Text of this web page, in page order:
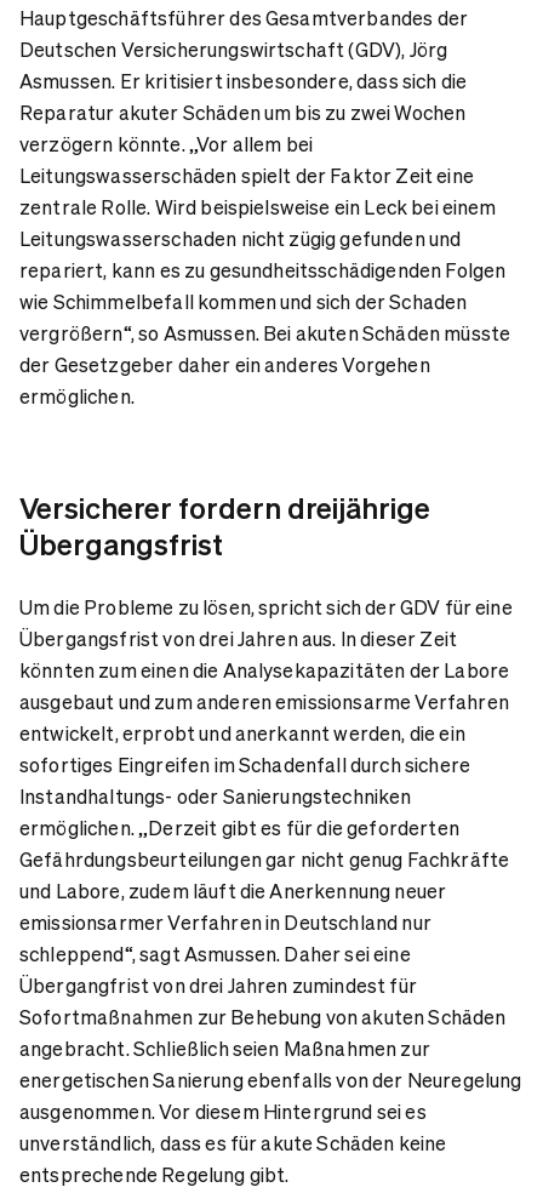
Hauptgeschäftsführer des Gesamtverbandes der
Deutschen Versicherungswirtschaft (GDV), Jörg
Asmussen. Er kritisiert insbesondere, dass sich die
Reparatur akuter Schäden um bis zu zwei Wochen
verzögern könnte. „Vor allem bei
Leitungswasserschäden spielt der Faktor Zeit eine
zentrale Rolle. Wird beispielsweise ein Leck bei einem
Leitungswasserschaden nicht zügig gefunden und
repariert, kann es zu gesundheitsschädigenden Folgen
wie Schimmelbefall kommen und sich der Schaden
vergrößern“, so Asmussen. Bei akuten Schäden müsste
der Gesetzgeber daher ein anderes Vorgehen
ermöglichen.
Versicherer fordern dreijährige
Übergangsfrist
Um die Probleme zu lösen, spricht sich der GDV für eine
Übergangsfrist von drei Jahren aus. In dieser Zeit
könnten zum einen die Analysekapazitäten der Labore
ausgebaut und zum anderen emissionsarme Verfahren
entwickelt, erprobt und anerkannt werden, die ein
sofortiges Eingreifen im Schadenfall durch sichere
Instandhaltungs- oder Sanierungstechniken
ermöglichen. „Derzeit gibt es für die geforderten
Gefährdungsbeurteilungen gar nicht genug Fachkräfte
und Labore, zudem läuft die Anerkennung neuer
emissionsarmer Verfahren in Deutschland nur
schleppend“, sagt Asmussen. Daher sei eine
Übergangfrist von drei Jahren zumindest für
Sofortmaßnahmen zur Behebung von akuten Schäden
angebracht. Schließlich seien Maßnahmen zur
energetischen Sanierung ebenfalls von der Neuregelung
ausgenommen. Vor diesem Hintergrund sei es
unverständlich, dass es für akute Schäden keine
entsprechende Regelung gibt.